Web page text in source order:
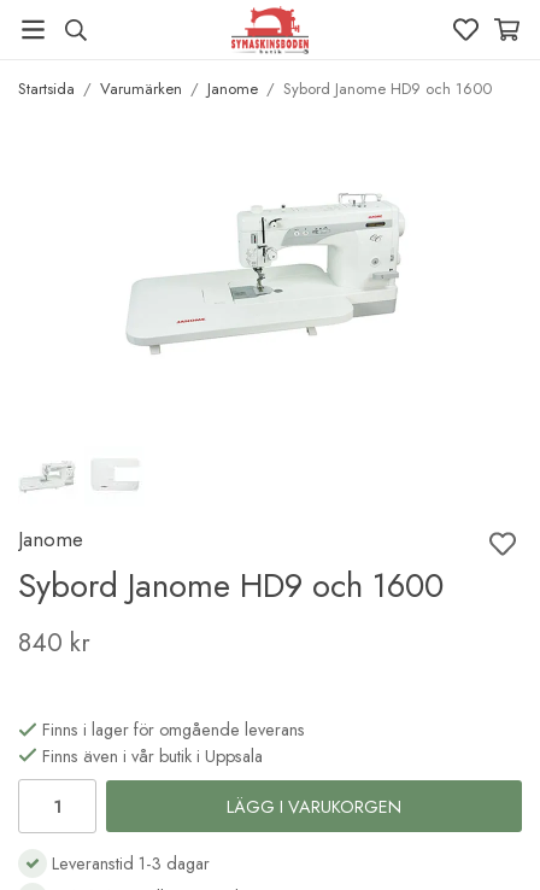
Startsida / Varumärken / Janome / Sybord Janome HD9 och 1600
Janome
Sybord Janome HD9 och 1600
840 kr
Finns i lager för omgående leverans
Finns även i vår butik i Uppsala
LÄGG I VARUKORGEN
Leveranstid 1-3 dagar